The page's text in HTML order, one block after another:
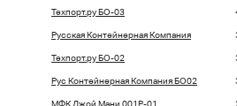
Техпорт.ру БО-03
Русская Контейнерная Компания
Техпорт.ру БО-02
Рус Контейнерная Компания БО02
МФК Джой Мани 001P-01